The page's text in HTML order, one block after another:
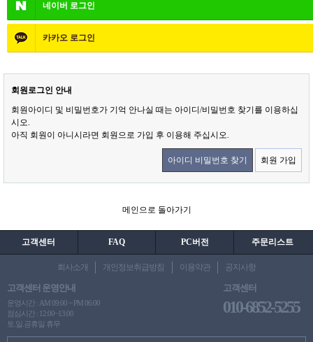
네이버 로그인
카카오 로그인
회원로그인 안내
회원아이디 및 비밀번호가 기억 안나실 때는 아이디/비밀번호 찾기를 이용하십
시오.
아직 회원이 아니시라면 회원으로 가입 후 이용해 주십시오.
아이디 비밀번호 찾기 회원 가입
메인으로 돌아가기
고객센터 FAQ PC버전 주문리스트
회사소개 개인정보취급방침 이용약관 공지사항
고객센터 운영안내
운영시간 : AM 09:00 ~ PM 06:00
점심시간 : 12:00~13:00
토.일.공휴일 휴무
고객센터
010-6852-5255